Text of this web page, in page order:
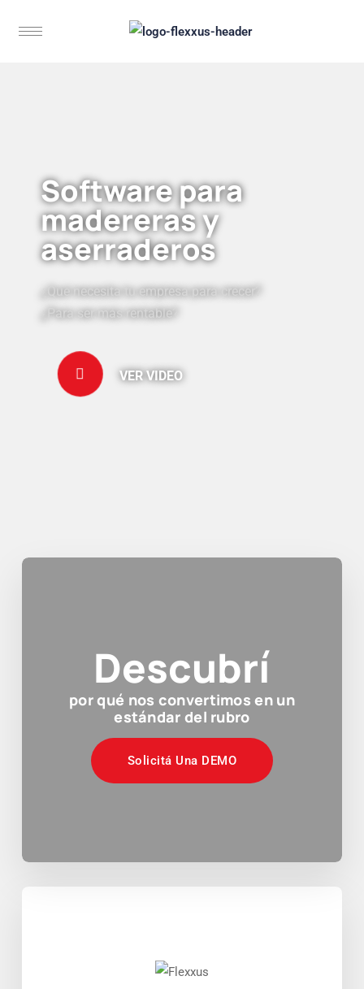
Software para
madereras y
aserraderos
¿Qué necesita tu empresa para crecer?
¿Para ser más rentable?
VER VIDEO
Descubrí
por qué nos convertimos en un
estándar del rubro
Solicitá Una DEMO